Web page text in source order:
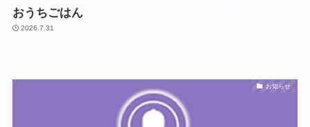
おうちごはん
2026.7.31
お知らせ